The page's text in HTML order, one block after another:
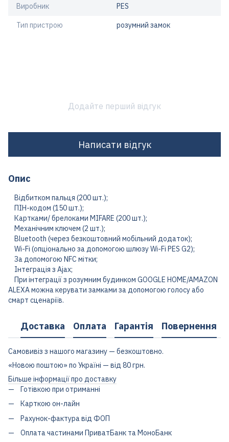
Виробник PES
Тип пристрою розумний замок
Додайте перший відгук
Написати відгук
Опис
Відбитком пальця (200 шт.);
ПІН-кодом (150 шт.);
Картками/ брелоками MIFARE (200 шт.);
Механічним ключем (2 шт.);
Bluetooth (через безкоштовний мобільний додаток);
Wi-Fi (опціонально за допомогою шлюзу Wi-Fi PES G2);
За допомогою NFC мітки;
Інтеграція з Ajax;
При інтеграції з розумним будинком GOOGLE HOME/AMAZON
ALEXA можна керувати замками за допомогою голосу або
смарт сценаріїв.
Доставка Оплата Гарантія Повернення
Самовивіз з нашого магазину — безкоштовно.
«Новою поштою» по Україні — від 80 грн.
Більше інформації про доставку
Готівкою при отриманні
Карткою он-лайн
Рахунок-фактура від ФОП
Оплата частинами ПриватБанк та МоноБанк